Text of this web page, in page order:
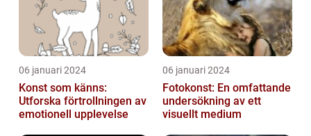
06 januari 2024
Konst som känns:
Utforska förtrollningen av
emotionell upplevelse
06 januari 2024
Fotokonst: En omfattande
undersökning av ett
visuellt medium